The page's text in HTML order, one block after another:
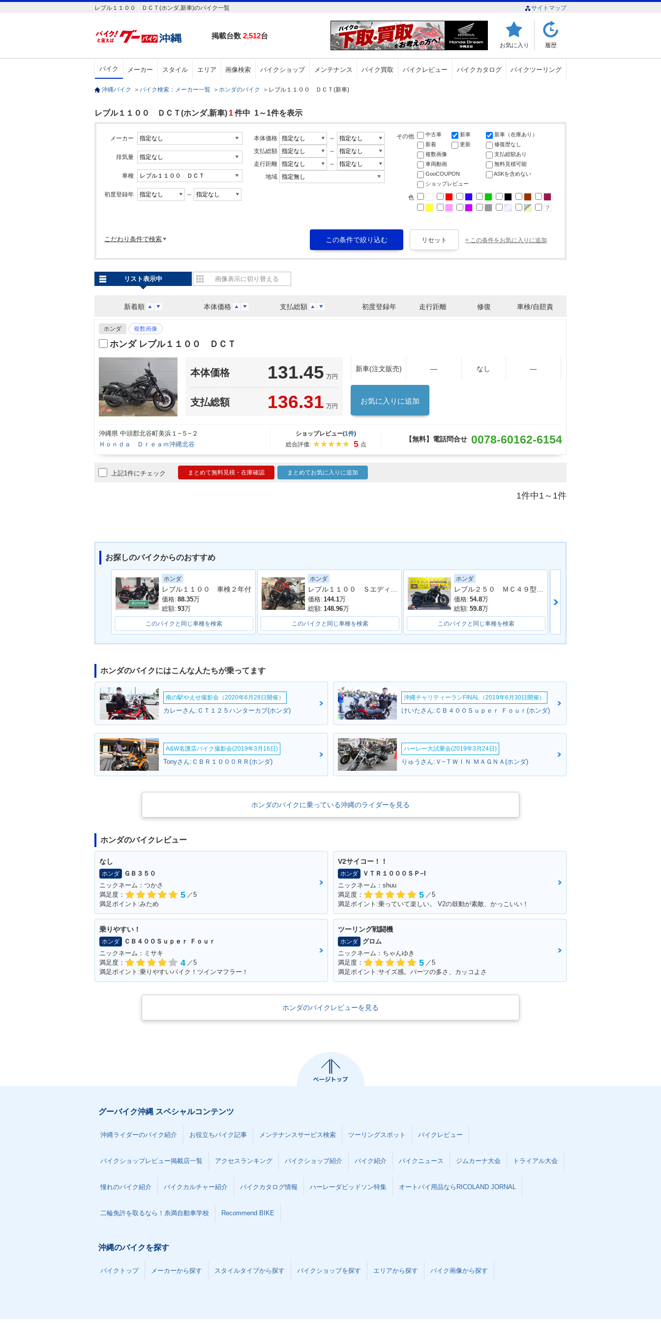
レブル１１００ ＤＣＴ(ホンダ,新車)のバイク一覧 サイトマップ
掲載台数 2,512台
お気に入り 履歴
バイク メーカー スタイル エリア 画像検索 バイクショップ メンテナンス バイク買取 バイクレビュー バイクカタログ バイクツーリング
沖縄バイク ＞ バイク検索：メーカー一覧 ＞ ホンダのバイク ＞ レブル１１００ ＤＣＴ(新車)
レブル１１００ ＤＣＴ(ホンダ,新車) 1件中 1～1件を表示
メーカー
排気量
車種
初度登録年 ～
本体価格
～
支払総額
～
走行距離
～
地域
その他 中古車 新車
新車（在庫あり）
新着
更新
修復歴なし
複数画像
支払総額あり
車両動画
無料見積可能
GooCOUPON
ASKを含めない
ショップレビュー
色
こだわり条件で検索 + この条件をお気に入りに追加
新着順 本体価格 支払総額 初度登録年 走行距離 修復 車検/自賠責
リスト表示中 画像表示に切り替える
ホンダ 複数画像
ホンダ レブル１１００ ＤＣＴ
本体価格 131.45 万円
支払総額 136.31 万円
新車(注文販売) ― なし ―
お気に入りに追加
沖縄県 中頭郡北谷町美浜１−５−２
Ｈｏｎｄａ Ｄｒｅａｍ沖縄北谷
ショップレビュー(1件)
総合評価:
5 点
【無料】電話問合せ 0078-60162-6154
上記1件にチェック まとめて無料見積・在庫確認 まとめてお気に入りに追加
1件中1～1件
お探しのバイクからのおすすめ
ホンダ
レブル１１００ 車検２年付
価格: 88.35万
総額: 93万
このバイクと同じ車種を検索
ホンダ
価格: 144.1万
総額: 148.96万
このバイクと同じ車種を検索
ホンダ
価格: 54.8万
総額: 59.8万
このバイクと同じ車種を検索
ホンダのバイクにはこんな人たちが乗ってます
南の駅やえせ撮影会（2020年6月28日開催）
カレーさん:ＣＴ１２５ハンターカブ(ホンダ)
沖縄チャリティーランFINAL（2019年6月30日開催）
けいたさん:ＣＢ４００Ｓｕｐｅｒ Ｆｏｕｒ(ホンダ)
A&W名護店バイク撮影会(2019年3月16日)
Tonyさん:ＣＢＲ１０００ＲＲ(ホンダ)
ハーレー大試乗会(2019年3月24日)
りゅうさん:Ｖ−ＴＷＩＮ ＭＡＧＮＡ(ホンダ)
ホンダのバイクに乗っている沖縄のライダーを見る
ホンダのバイクレビュー
なし
ホンダ
ＧＢ３５０
ニックネーム：つかさ
満足度：
5 ／5
満足ポイント:みため
V2サイコー！！
ホンダ
ＶＴＲ１０００ＳＰ−I
ニックネーム：shuu
満足度：
5 ／5
満足ポイント:乗っていて楽しい。 V2の鼓動が素敵、かっこいい！
乗りやすい！
ホンダ
ＣＢ４００Ｓｕｐｅｒ Ｆｏｕｒ
ニックネーム：ミサキ
満足度：
4 ／5
満足ポイント:乗りやすいバイク！ツインマフラー！
ツーリング戦闘機
ホンダ
グロム
ニックネーム：ちゃんゆき
満足度：
5 ／5
満足ポイント:サイズ感。パーツの多さ、カッコよさ
ホンダのバイクレビューを見る
グーバイク沖縄 スペシャルコンテンツ
沖縄ライダーのバイク紹介 お役立ちバイク記事 メンテナンスサービス検索 ツーリングスポット バイクレビュー
バイクショップレビュー掲載店一覧 アクセスランキング バイクショップ紹介 バイク紹介 バイクニュース ジムカーナ大会 トライアル大会
憧れのバイク紹介 バイクカルチャー紹介 バイクカタログ情報 ハーレーダビッドソン特集 オートバイ用品ならRICOLAND JORNAL
二輪免許を取るなら！糸満自動車学校 Recommend BIKE
沖縄のバイクを探す
バイクトップ メーカーから探す スタイルタイプから探す バイクショップを探す エリアから探す バイク画像から探す